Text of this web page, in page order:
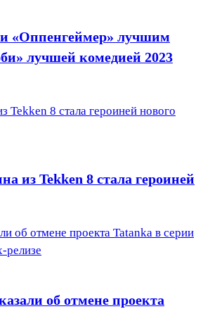
«Оппенгеймер» лучшим
лучшей комедией 2023
Tekken 8 стала героиней нового
из Tekken 8 стала героиней
об отмене проекта Tatanka в серии
релизе
об отмене проекта